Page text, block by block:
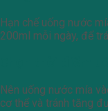
Hạn chế uống nước
200ml mỗi ngày, để
Nên uống nước mía
cơ thể và tránh tăng